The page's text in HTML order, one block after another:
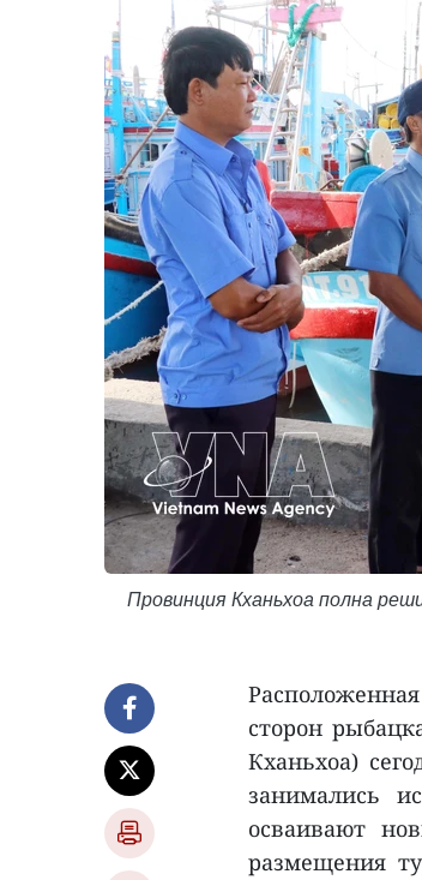
Провинция Кханьхоа полна
сторон
Кханьхоа)
занимались
осваивают
размещения